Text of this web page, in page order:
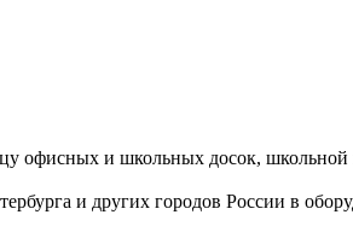
офисных и школьных досок,
и других городов России в